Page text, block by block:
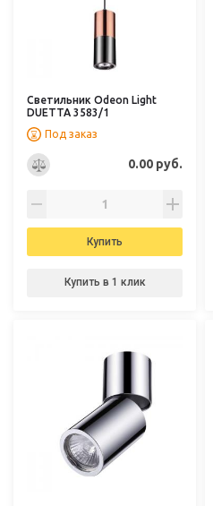
Светильник Odeon Light
DUETTA 3583/1
Под заказ
0.00 руб.
Купить
Купить в 1 клик